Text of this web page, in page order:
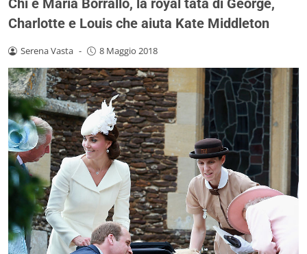
Chi è Maria Borrallo, la royal tata di George,
Charlotte e Louis che aiuta Kate Middleton
Serena Vasta - 8 Maggio 2018